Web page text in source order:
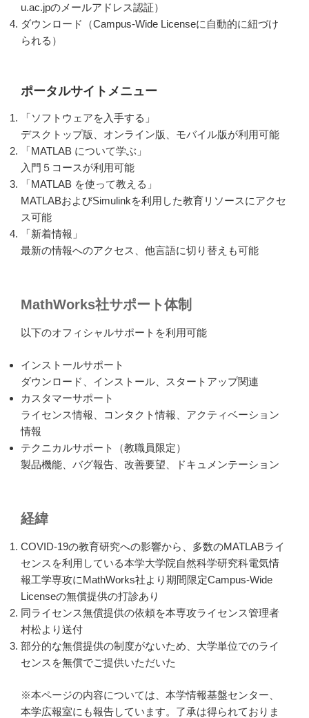
u.ac.jpのメールアドレス認証）
ダウンロード（Campus-Wide Licenseに自動的に紐づけ
られる）
ポータルサイトメニュー
「ソフトウェアを入手する」
デスクトップ版、オンライン版、モバイル版が利用可能
「MATLAB について学ぶ」
入門５コースが利用可能
「MATLAB を使って教える」
MATLABおよびSimulinkを利用した教育リソースにアクセ
ス可能
「新着情報」
最新の情報へのアクセス、他言語に切り替えも可能
MathWorks社サポート体制
以下のオフィシャルサポートを利用可能
インストールサポート
ダウンロード、インストール、スタートアップ関連
カスタマーサポート
ライセンス情報、コンタクト情報、アクティベーション
情報
テクニカルサポート（教職員限定）
製品機能、バグ報告、改善要望、ドキュメンテーション
経緯
COVID-19の教育研究への影響から、多数のMATLABライ
センスを利用している本学大学院自然科学研究科電気情
報工学専攻にMathWorks社より期間限定Campus-Wide
Licenseの無償提供の打診あり
同ライセンス無償提供の依頼を本専攻ライセンス管理者
村松より送付
部分的な無償提供の制度がないため、大学単位でのライ
センスを無償でご提供いただいた
※本ページの内容については、本学情報基盤センター、
本学広報室にも報告しています。了承は得られておりま